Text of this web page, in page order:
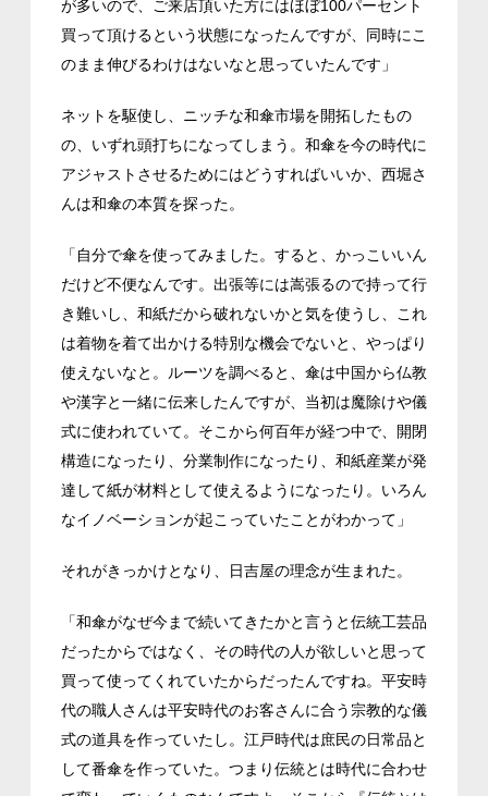
が多いので、ご来店頂いた方にはほぼ100パーセント
買って頂けるという状態になったんですが、同時にこ
のまま伸びるわけはないなと思っていたんです」
ネットを駆使し、ニッチな和傘市場を開拓したもの
の、いずれ頭打ちになってしまう。和傘を今の時代に
アジャストさせるためにはどうすればいいか、西堀さ
んは和傘の本質を探った。
「自分で傘を使ってみました。すると、かっこいいん
だけど不便なんです。出張等には嵩張るので持って行
き難いし、和紙だから破れないかと気を使うし、これ
は着物を着て出かける特別な機会でないと、やっぱり
使えないなと。ルーツを調べると、傘は中国から仏教
や漢字と一緒に伝来したんですが、当初は魔除けや儀
式に使われていて。そこから何百年が経つ中で、開閉
構造になったり、分業制作になったり、和紙産業が発
達して紙が材料として使えるようになったり。いろん
なイノベーションが起こっていたことがわかって」
それがきっかけとなり、日吉屋の理念が生まれた。
「和傘がなぜ今まで続いてきたかと言うと伝統工芸品
だったからではなく、その時代の人が欲しいと思って
買って使ってくれていたからだったんですね。平安時
代の職人さんは平安時代のお客さんに合う宗教的な儀
式の道具を作っていたし。江戸時代は庶民の日常品と
して番傘を作っていた。つまり伝統とは時代に合わせ